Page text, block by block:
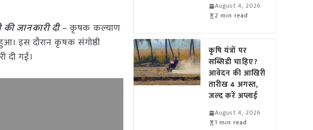
जानकारी दी– कृषक कल्याण
इस दौरान कृषक संगोष्ठी
दी गई।
August 4, 2026
2 min read
कृषि यंत्रों पर
सब्सिडी चाहिए?
आवेदन की आखिरी
तारीख 4 अगस्त,
जल्द करें अप्लाई
August 4, 2026
1 min read